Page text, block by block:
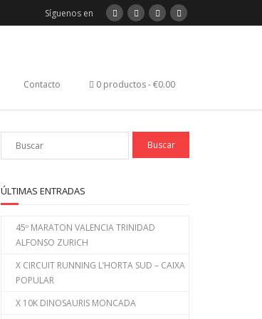
Síguenos en
Contacto 0 productos €0.00
ÚLTIMAS ENTRADAS
45º MARATON VALENCIA TRINIDAD
ALFONSO ZURICH
X CIRCUIT RUNNING L’HORTA SUD – CAIXA
POPULAR
X 10K DINOSAURIS MONCADA